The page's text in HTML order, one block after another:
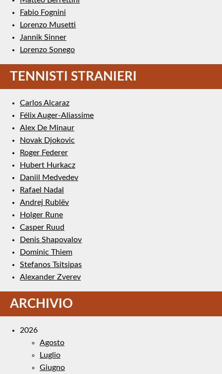
Fabio Fognini
Lorenzo Musetti
Jannik Sinner
Lorenzo Sonego
TENNISTI STRANIERI
Carlos Alcaraz
Félix Auger-Aliassime
Alex De Minaur
Novak Djokovic
Roger Federer
Hubert Hurkacz
Daniil Medvedev
Rafael Nadal
Andrej Rublëv
Holger Rune
Casper Ruud
Denis Shapovalov
Dominic Thiem
Stefanos Tsitsipas
Alexander Zverev
ARCHIVIO
2026
Agosto
Luglio
Giugno